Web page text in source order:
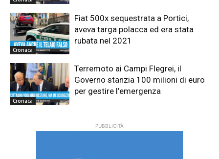
Cronaca
Fiat 500x sequestrata a Portici,
aveva targa polacca ed era stata
rubata nel 2021
Cronaca
Terremoto ai Campi Flegrei, il
Governo stanzia 100 milioni di euro
per gestire l’emergenza
PUBBLICITÀ